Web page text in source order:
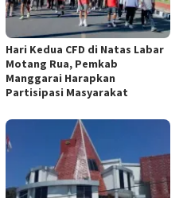
Hari Kedua CFD di Natas Labar
Motang Rua, Pemkab
Manggarai Harapkan
Partisipasi Masyarakat